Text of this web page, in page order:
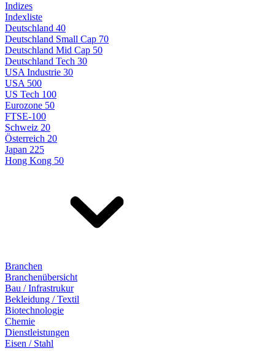
Indizes
Indexliste
Deutschland 40
Deutschland Small Cap 70
Deutschland Mid Cap 50
Deutschland Tech 30
USA Industrie 30
USA 500
US Tech 100
Eurozone 50
FTSE-100
Schweiz 20
Österreich 20
Japan 225
Hong Kong 50
Branchen
Branchenübersicht
Bau / Infrastrukur
Bekleidung / Textil
Biotechnologie
Chemie
Dienstleistungen
Eisen / Stahl